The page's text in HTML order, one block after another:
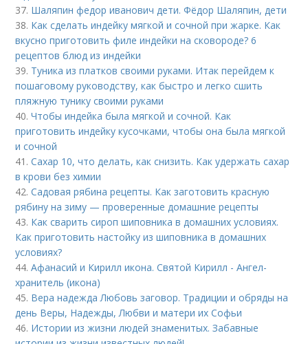
37. Шаляпин федор иванович дети. Фёдор Шаляпин, дети
38. Как сделать индейку мягкой и сочной при жарке. Как
вкусно приготовить филе индейки на сковороде? 6
рецептов блюд из индейки
39. Туника из платков своими руками. Итак перейдем к
пошаговому руководству, как быстро и легко сшить
пляжную тунику своими руками
40.Чтобы индейка была мягкой и сочной. Как
приготовить индейку кусочками, чтобы она была мягкой
и сочной
41.Сахар 10, что делать, как снизить. Как удержать сахар
в крови без химии
42.Садовая рябина рецепты. Как заготовить красную
рябину на зиму — проверенные домашние рецепты
43. Как сварить сироп шиповника в домашних условиях.
Как приготовить настойку из шиповника в домашних
условиях?
44.Афанасий и Кирилл икона. Святой Кирилл - Ангел-
хранитель (икона)
45. Вера надежда Любовь заговор. Традиции и обряды на
день Веры, Надежды, Любви и матери их Софьи
46. Истории из жизни людей знаменитых. Забавные